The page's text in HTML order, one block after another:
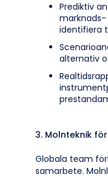
Prediktiv
identifiera
alternativ
3. Molnteknik
Globala team
samarbete.